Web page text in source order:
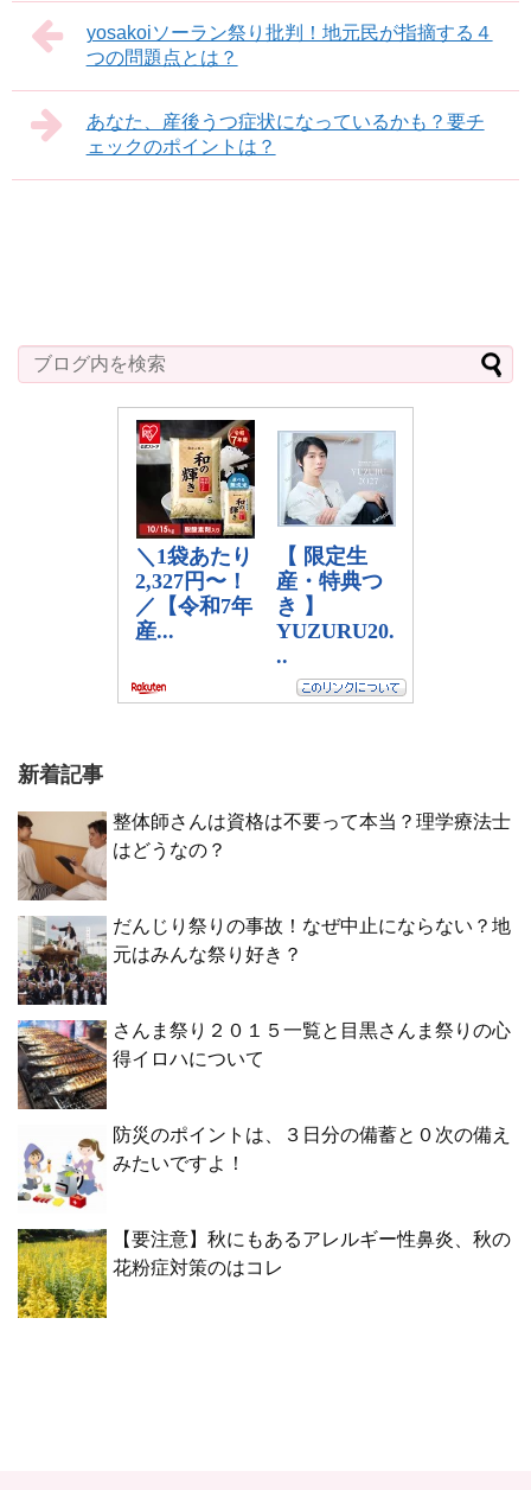
yosakoiソーラン祭り批判！地元民が指摘する４
つの問題点とは？
あなた、産後うつ症状になっているかも？要チ
ェックのポイントは？
新着記事
整体師さんは資格は不要って本当？理学療法士
はどうなの？
だんじり祭りの事故！なぜ中止にならない？地
元はみんな祭り好き？
さんま祭り２０１５一覧と目黒さんま祭りの心
得イロハについて
防災のポイントは、３日分の備蓄と０次の備え
みたいですよ！
【要注意】秋にもあるアレルギー性鼻炎、秋の
花粉症対策のはコレ